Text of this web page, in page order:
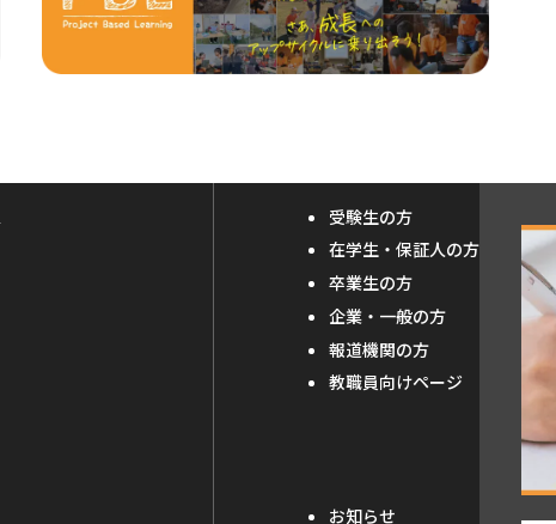
受験生の方
在学生・保証人の方
卒業生の方
企業・一般の方
報道機関の方
教職員向けページ
お知らせ
外
部
サ
ト
ウ